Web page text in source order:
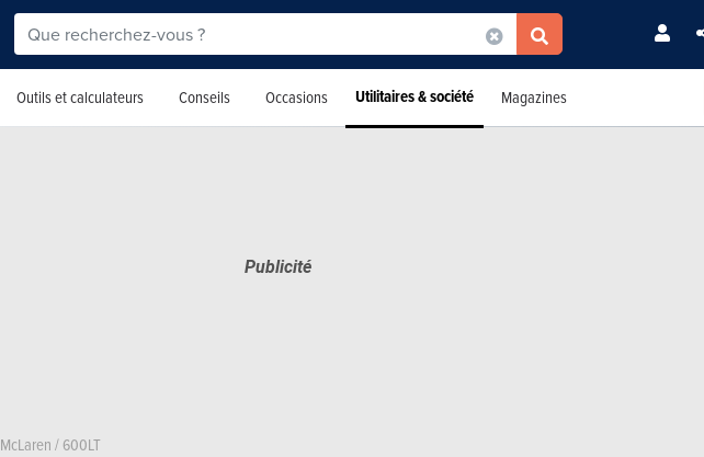
Outils et calculateurs Conseils Occasions Utilitaires & société Magazines
McLaren/600LT